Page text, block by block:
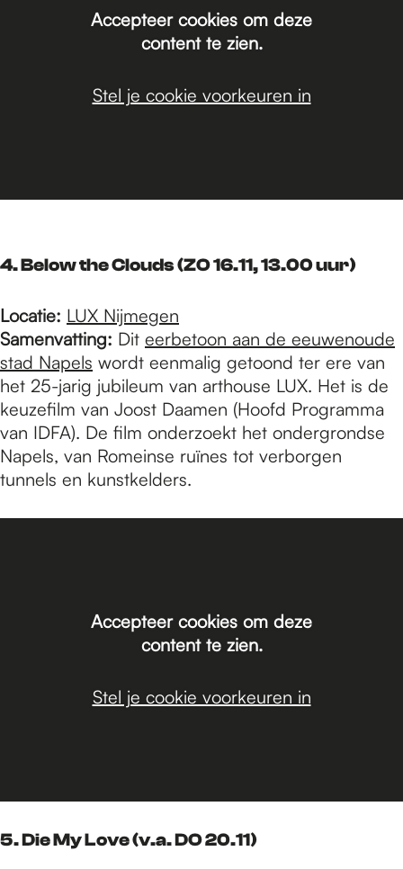
Accepteer cookies om deze
content te zien.
Stel je cookie voorkeuren in
4. Below the Clouds(ZO 16.11, 13.00 uur)
Locatie: LUX Nijmegen
Samenvatting: Dit eerbetoon aan de eeuwenoude
stad Napels wordt eenmalig getoond ter ere van
het 25-jarig jubileum van arthouse LUX. Het is de
keuzefilm van Joost Daamen (Hoofd Programma
van IDFA). De film onderzoekt het ondergrondse
Napels, van Romeinse ruïnes tot verborgen
tunnels en kunstkelders.
Accepteer cookies om deze
content te zien.
Stel je cookie voorkeuren in
5. Die My Love(v.a. DO 20.11)